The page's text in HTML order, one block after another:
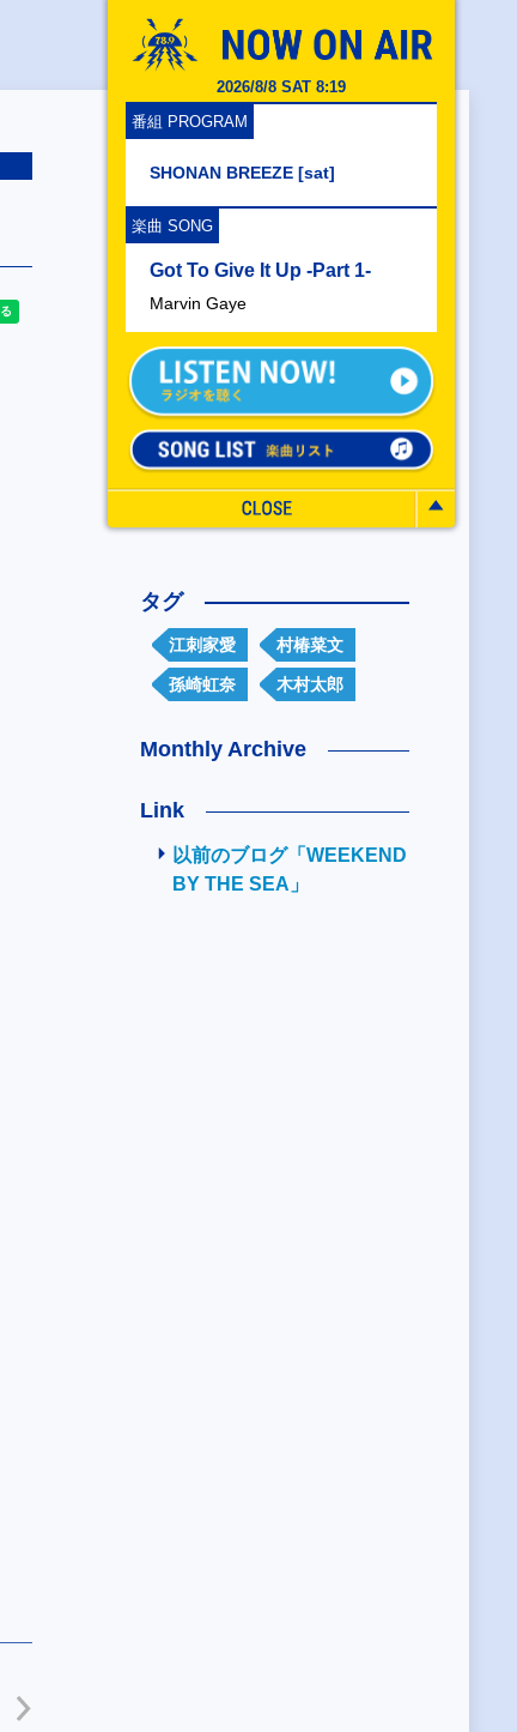
2026/8/8 SAT 8:19
番組 PROGRAM
SHONAN BREEZE [sat]
楽曲 SONG
Got To Give It Up -Part 1-
Marvin Gaye
タグ
江刺家愛 村椿菜文
孫崎虹奈 木村太郎
Monthly Archive
Link
以前のブログ「WEEKEND
BY THE SEA」